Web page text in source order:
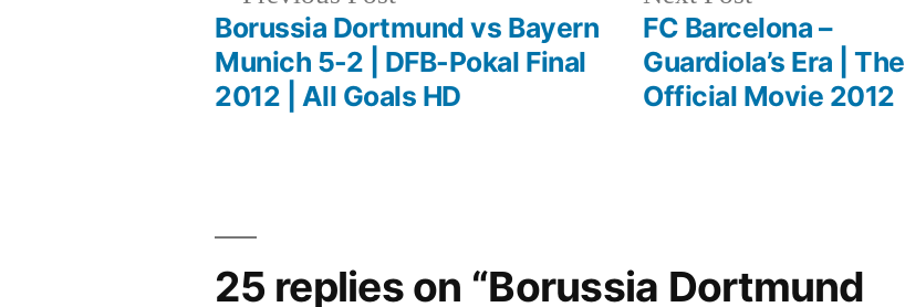
navigation
post:
Borussia Dortmund vs Bayern
Munich 5-2 | DFB-Pokal Final
2012 | All Goals HD
post:
FC Barcelona –
Guardiola’s Era | The
Official Movie 2012
25 replies on “Borussia Dortmund